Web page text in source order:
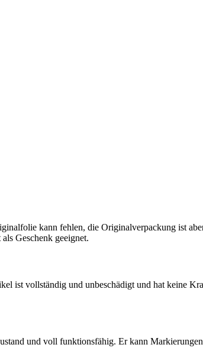
kann fehlen, die Originalverpackung ist
Geschenk geeignet.
ist vollständig und unbeschädigt und hat keine
und voll funktionsfähig. Er kann